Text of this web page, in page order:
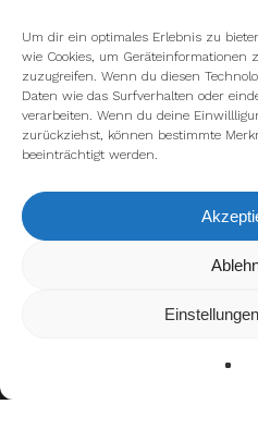
Um dir ein optimales Erlebnis zu
wie Cookies, um Geräteinformationen
zuzugreifen. Wenn du diesen
Daten wie das Surfverhalten oder
verarbeiten. Wenn du deine
zurückziehst, können bestimmte
beeinträchtigt werden.
Wir verwenden Cookies, um dir
kannst du
verwenden oder sie ausschalten.